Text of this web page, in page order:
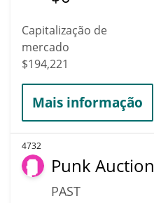
Capitalização de
mercado
$194,221
Mais informação
4732
Punk Auction
PAST